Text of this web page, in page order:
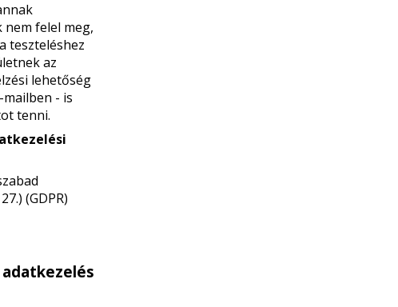
felel meg,
teszteléshez
az
lehetőség
- is
tenni.
(GDPR)